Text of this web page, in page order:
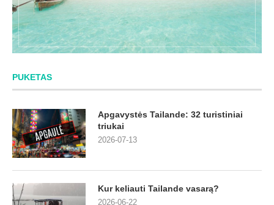
PUKETAS
Apgavystės Tailande: 32 turistiniai
triukai
2026-07-13
Kur keliauti Tailande vasarą?
2026-06-22